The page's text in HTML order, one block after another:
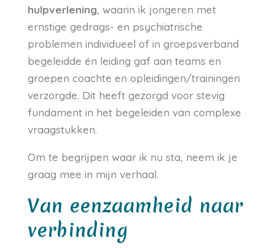
hulpverlening , waarin ik jongeren met
ernstige gedrags- en psychiatrische
problemen individueel of in groepsverband
begeleidde én leiding gaf aan teams en
groepen coachte en opleidingen/trainingen
verzorgde. Dit heeft gezorgd voor stevig
fundament in het begeleiden van complexe
vraagstukken.
Om te begrijpen waar ik nu sta, neem ik je
graag mee in mijn verhaal.
Van eenzaamheid naar
verbinding